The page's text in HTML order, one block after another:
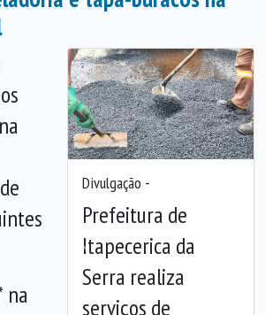
Divulgação -
Prefeitura de
Itapecerica da
Serra realiza
serviços de
Anterior
na